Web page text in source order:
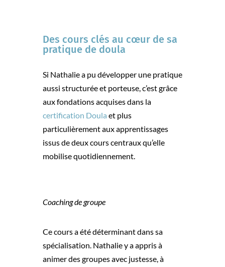
Des cours clés au cœur de sa
pratique de doula
Si Nathalie a pu développer une pratique
aussi structurée et porteuse, c’est grâce
aux fondations acquises dans la
certification Doula et plus
particulièrement aux apprentissages
issus de deux cours centraux qu’elle
mobilise quotidiennement.
Coaching de groupe
Ce cours a été déterminant dans sa
spécialisation. Nathalie y a appris à
animer des groupes avec justesse, à